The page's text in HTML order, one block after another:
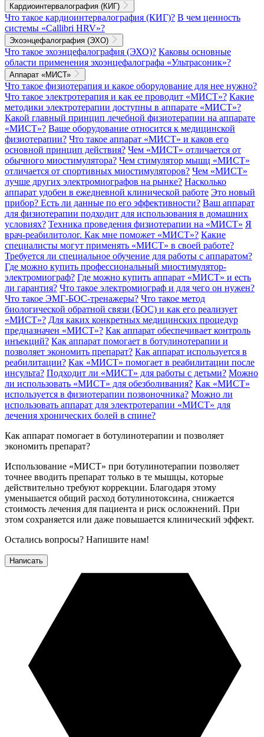
Кардиоинтервалография (КИГ)
Что такое кардиоинтервалография (КИГ)? В чем ценность
системы «Callibri HRV»?
Эхоэнцефалография (ЭХО)
Что такое эхоэнцефалография (ЭХО)? Каковы основные
области применения эхоэнцефалографа «Ультрасоник»?
Аппарат «МИСТ»
Что такое физиотерапия и какое оборудование для нее нужно?
Что такое электротерапия и как ее проводит «МИСТ»? Какие
методики электротерапии доступны в аппарате «МИСТ»?
Какой главный принцип лечебной физиотерапии на аппарате
«МИСТ»? Ваше оборудование относится к медицинской
физиотерапии? Что такое аппарат «МИСТ» и каков его
основной принцип действия? Чем «МИСТ» отличается от
обычного миостимулятора? Чем стимулятор мышц «МИСТ»
отличается от спортивных миостимуляторов? Чем «МИСТ»
лучше других электромиографов на рынке? Насколько
аппарат удобен в ежедневной клинической работе Это новый
прибор? Есть ли данные по его эффективности? Ваш аппарат
для физиотерапии подходит для использования в домашних
условиях? Техника проведения физиотерапии на «МИСТ» Я
врач-реабилитолог. Как мне поможет «МИСТ»? Какие
специалисты могут применять «МИСТ» в своей работе?
Требуется ли специальное обучение для работы с аппаратом?
Где можно купить профессиональный миостимулятор-
электромиограф? Где можно купить аппарат «МИСТ» и есть
ли гарантия? Что такое электромиограф и для чего он нужен?
Что такое ЭМГ-БОС-тренажеры? Что такое метод
биологической обратной связи (БОС) и как его реализует
«МИСТ»? Для каких конкретных медицинских процедур
предназначен «МИСТ»? Как аппарат обеспечивает контроль
инъекций? Как аппарат помогает в ботулинотерапии и
позволяет экономить препарат? Как аппарат используется в
реабилитации? Как «МИСТ» помогает в реабилитации после
инсульта? Подходит ли «МИСТ» для работы с детьми? Можно
ли использовать «МИСТ» для обезболивания? Как «МИСТ»
используется в физиотерапии позвоночника? Можно ли
использовать аппарат для электротерапии «МИСТ» для
лечения хронических болей в спине?
Как аппарат помогает в ботулинотерапии и позволяет
экономить препарат?
Использование «МИСТ» при ботулинотерапии позволяет
точнее вводить препарат только в те мышцы, которые
действительно требуют коррекции. Благодаря этому
уменьшается общий расход ботулинотоксина, снижается
стоимость лечения для пациента и риск осложнений. При
этом сохраняется или даже повышается клинический эффект.
Остались вопросы? Напишите нам!
Написать